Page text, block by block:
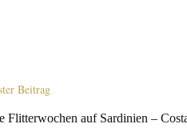
Beitrag
Flitterwochen auf Sardinien –